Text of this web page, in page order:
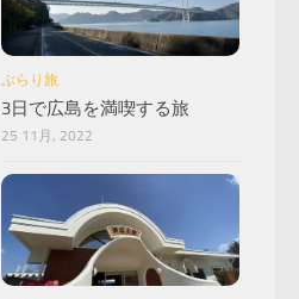
ぶらり旅
3日で広島を満喫する旅
25 11月, 2022